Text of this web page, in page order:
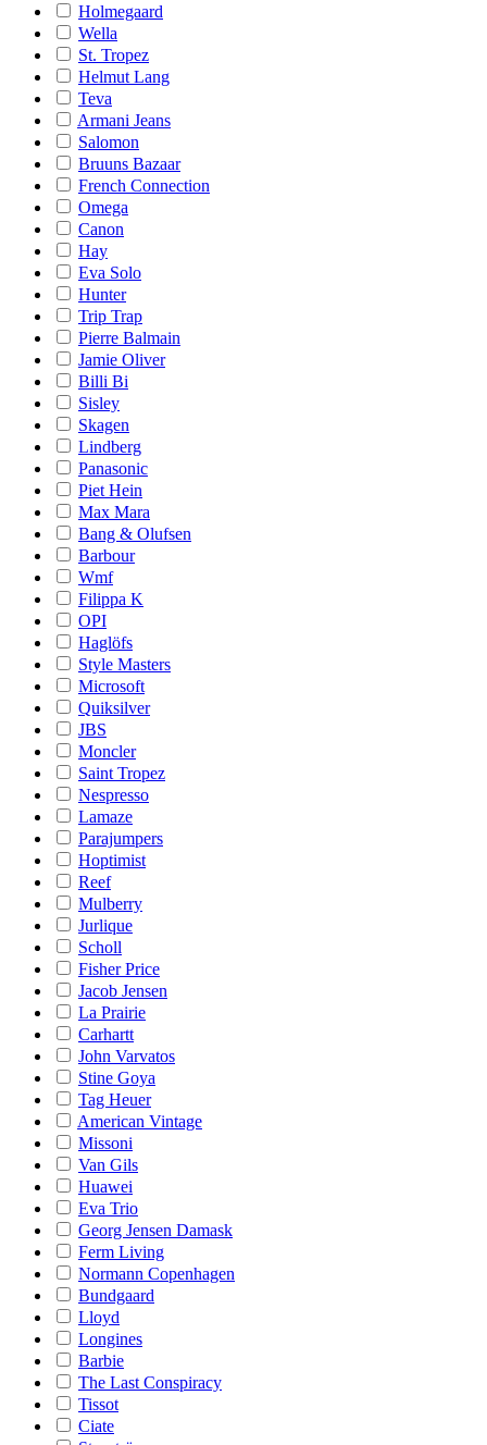
Holmegaard
Wella
St. Tropez
Helmut Lang
Teva
Armani Jeans
Salomon
Bruuns Bazaar
French Connection
Omega
Canon
Hay
Eva Solo
Hunter
Trip Trap
Pierre Balmain
Jamie Oliver
Billi Bi
Sisley
Skagen
Lindberg
Panasonic
Piet Hein
Max Mara
Bang & Olufsen
Barbour
Wmf
Filippa K
OPI
Haglöfs
Style Masters
Microsoft
Quiksilver
JBS
Moncler
Saint Tropez
Nespresso
Lamaze
Parajumpers
Hoptimist
Reef
Mulberry
Jurlique
Scholl
Fisher Price
Jacob Jensen
La Prairie
Carhartt
John Varvatos
Stine Goya
Tag Heuer
American Vintage
Missoni
Van Gils
Huawei
Eva Trio
Georg Jensen Damask
Ferm Living
Normann Copenhagen
Bundgaard
Lloyd
Longines
Barbie
The Last Conspiracy
Tissot
Ciate